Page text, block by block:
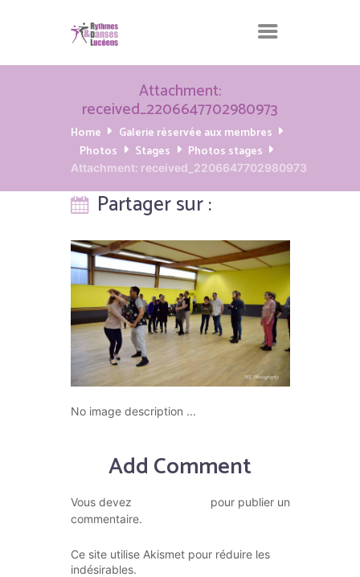
Attachment:
received_2206647702980973
Home
Galerie réservée aux membres
Photos
Stages Photos stages
Attachment: received_2206647702980973
Partager sur :
No image description ...
Add Comment
Vous devez
pour publier un
commentaire.
Ce site utilise Akismet pour réduire les
indésirables.